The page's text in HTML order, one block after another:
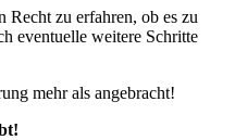
zu erfahren, ob es zu
eventuelle weitere Schritte
mehr als angebracht!